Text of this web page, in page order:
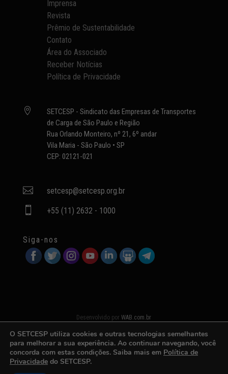
Imprensa
Revista
Prêmio de Sustentabilidade
Contato
Área do Associado
Receber Notícias
Política de Privacidade

SETCESP - Sindicato das Empresas de Transportes
de Carga de São Paulo e Região
Rua Orlando Monteiro, nº 21, 6º andar
Vila Maria - São Paulo • SP
CEP: 02121-021
 setcesp@setcesp.org.br
 +55 (11) 2632 - 1000
Siga-nos
Desenvolvido porWAB.com.br
O SETCESP utiliza cookies e outras tecnologias semelhantes
para melhorar a sua experiência. Ao continuar navegando, você
concorda com estas condições. Saiba mais em Política de
Privacidade do SETCESP.